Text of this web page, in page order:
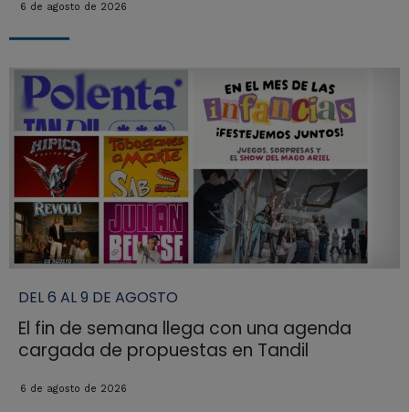
6 de agosto de 2026
DEL 6 AL 9 DE AGOSTO
El fin de semana llega con una agenda
cargada de propuestas en Tandil
6 de agosto de 2026